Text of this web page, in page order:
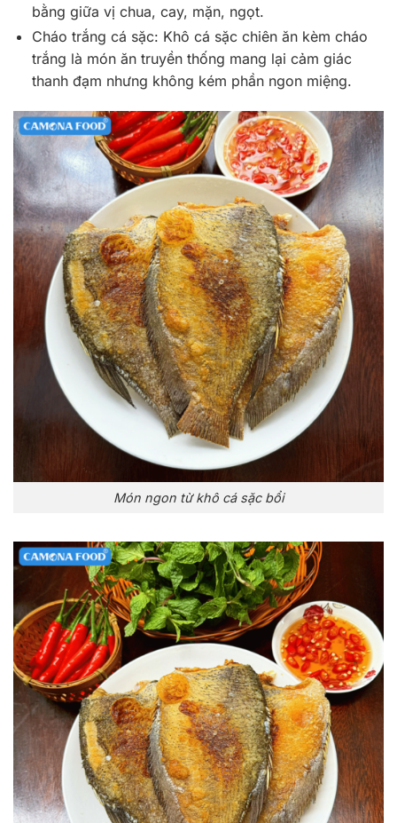
bằng giữa vị chua, cay, mặn, ngọt.
Cháo trắng cá sặc: Khô cá sặc chiên ăn kèm cháo
trắng là món ăn truyền thống mang lại cảm giác
thanh đạm nhưng không kém phần ngon miệng.
Món ngon từ khô cá sặc bổi